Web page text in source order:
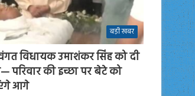
बड़ी खबर
विधायक उमाशंकर सिंह को दी
परिवार की इच्छा पर बेटे को
आगे